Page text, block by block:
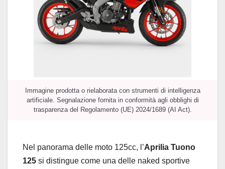
Immagine prodotta o rielaborata con strumenti di intelligenza
artificiale. Segnalazione fornita in conformità agli obblighi di
trasparenza del Regolamento (UE) 2024/1689 (AI Act).
Nel panorama delle moto 125cc, l’Aprilia Tuono
125 si distingue come una delle naked sportive